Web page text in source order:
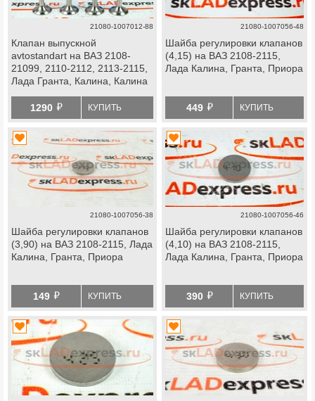
21080-1007012-88
Клапан выпускной
avtostandart на ВАЗ 2108-
21099, 2110-2112, 2113-2115,
Лада Гранта, Калина, Калина
1290 й КУПИТЬ
21080-1007056-48
Шайба регулировки клапанов
(4,15) на ВАЗ 2108-2115,
Лада Калина, Гранта, Приора
449 й КУПИТЬ
21080-1007056-38
Шайба регулировки клапанов
(3,90) на ВАЗ 2108-2115, Лада
Калина, Гранта, Приора
149 й КУПИТЬ
21080-1007056-46
Шайба регулировки клапанов
(4,10) на ВАЗ 2108-2115,
Лада Калина, Гранта, Приора
390 й КУПИТЬ